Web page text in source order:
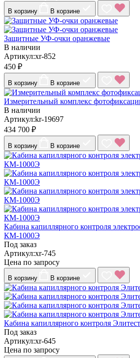
В корзину В корзине
Защитные УФ-очки оранжевые
В наличии
Артикул:xr-852
450 ₽
В корзину В корзине
Измерительный комплекс
В наличии
Артикул:kr-19697
434 700 ₽
В корзину В корзине
Кабина капиллярного контроля
КМ-1000Э
Под заказ
Артикул:xr-745
Цена по запросу
В корзину В корзине
Кабина капиллярного контроля
Под заказ
Артикул:xr-645
Цена по запросу